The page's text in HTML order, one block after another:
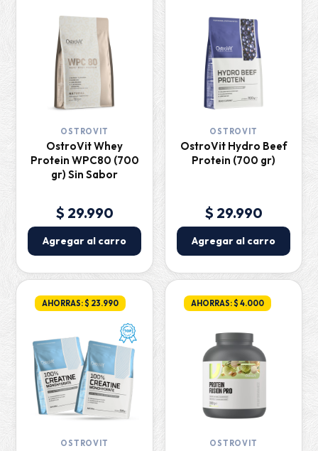
OSTROVIT
OstroVit Whey
Protein WPC80 (700
gr) Sin Sabor
$ 29.990
Agregar al carro
OSTROVIT
OstroVit Hydro Beef
Protein (700 gr)
$ 29.990
Agregar al carro
AHORRAS: $ 23.990
OSTROVIT
AHORRAS: $ 4.000
OSTROVIT